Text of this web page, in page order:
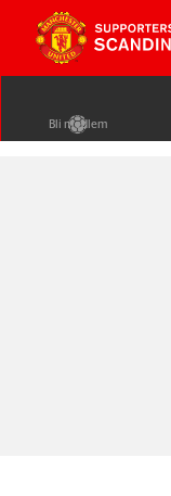
Bli medlem